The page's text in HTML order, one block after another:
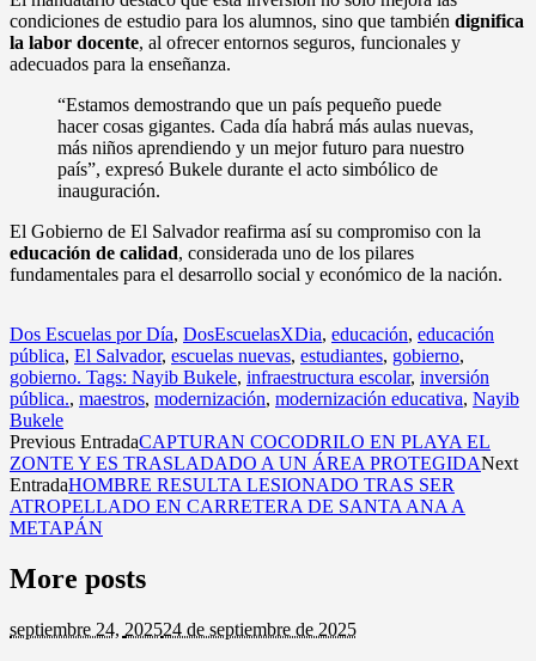
condiciones de estudio para los alumnos, sino que también dignifica
la labor docente, al ofrecer entornos seguros, funcionales y
adecuados para la enseñanza.
“Estamos demostrando que un país pequeño puede
hacer cosas gigantes. Cada día habrá más aulas nuevas,
más niños aprendiendo y un mejor futuro para nuestro
país”, expresó Bukele durante el acto simbólico de
inauguración.
El Gobierno de El Salvador reafirma así su compromiso con la
educación de calidad, considerada uno de los pilares
fundamentales para el desarrollo social y económico de la nación.
Dos Escuelas por Día, DosEscuelasXDia, educación, educación
pública, El Salvador, escuelas nuevas, estudiantes, gobierno,
gobierno. Tags: Nayib Bukele, infraestructura escolar, inversión
pública., maestros, modernización, modernización educativa, Nayib
Bukele
Previous EntradaCAPTURAN COCODRILO EN PLAYA EL
ZONTE Y ES TRASLADADO A UN ÁREA PROTEGIDANext
EntradaHOMBRE RESULTA LESIONADO TRAS SER
ATROPELLADO EN CARRETERA DE SANTA ANA A
METAPÁN
More posts
septiembre 24, 202524 de septiembre de 2025